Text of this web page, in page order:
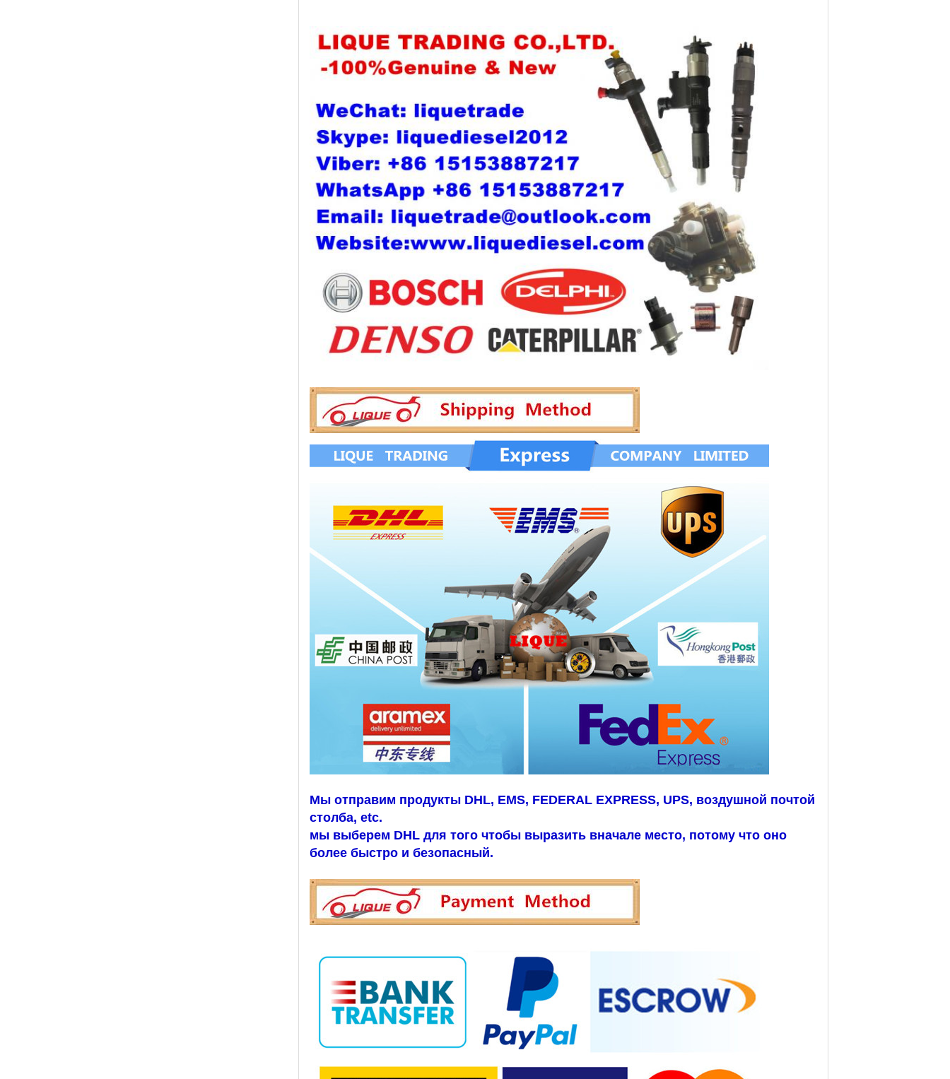
Мы отправим продукты DHL, EMS, FEDERAL EXPRESS, UPS, воздушной почтой
столба, etc.
мы выберем DHL для того чтобы выразить вначале место, потому что оно
более быстро и безопасный.